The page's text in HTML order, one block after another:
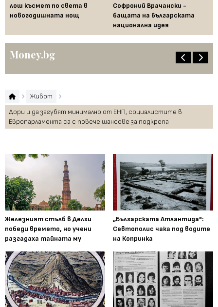
лош късмет по света в
новогодишната нощ
Софроний Врачански -
бащата на българската
национална идея
Money.bg
Живот
Дори и да загубят минимално от ЕНП, социалистите в
Европарламента са с повече шансове за подкрепа
Железният стълб в Делхи
победи времето, но учени
разгадаха тайната му
„Българската Атлантида":
Севтополис чака под водите
на Копринка